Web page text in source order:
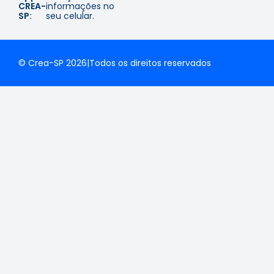
CREA-
SP:
informações no
seu celular.
© Crea-SP 2026|Todos os direitos reservados